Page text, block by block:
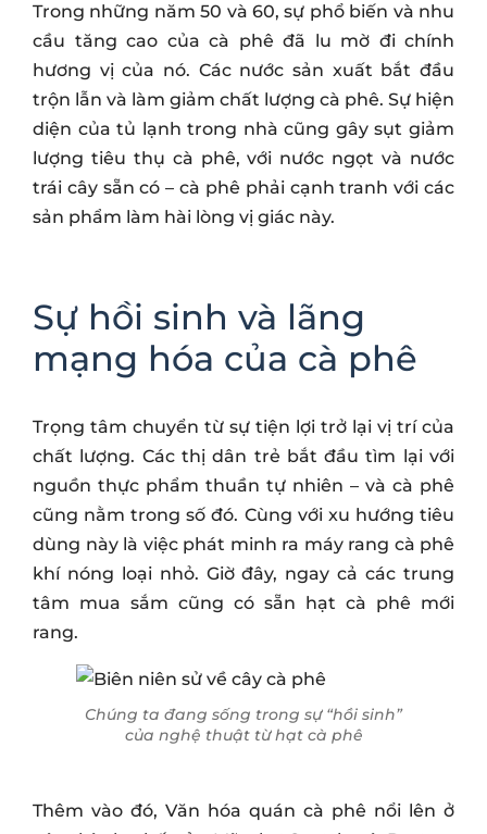
Trong những năm 50 và 60, sự phổ biến và nhu
cầu tăng cao của cà phê đã lu mờ đi chính
hương vị của nó. Các nước sản xuất bắt đầu
trộn lẫn và làm giảm chất lượng cà phê. Sự hiện
diện của tủ lạnh trong nhà cũng gây sụt giảm
lượng tiêu thụ cà phê, với nước ngọt và nước
trái cây sẵn có – cà phê phải cạnh tranh với các
sản phẩm làm hài lòng vị giác này.
Sự hồi sinh và lãng
mạng hóa của cà phê
Trọng tâm chuyển từ sự tiện lợi trở lại vị trí của
chất lượng. Các thị dân trẻ bắt đầu tìm lại với
nguồn thực phẩm thuần tự nhiên – và cà phê
cũng nằm trong số đó. Cùng với xu hướng tiêu
dùng này là việc phát minh ra máy rang cà phê
khí nóng loại nhỏ. Giờ đây, ngay cả các trung
tâm mua sắm cũng có sẵn hạt cà phê mới
rang.
Chúng ta đang sống trong sự “hồi sinh”
của nghệ thuật từ hạt cà phê
Thêm vào đó, Văn hóa quán cà phê nổi lên ở